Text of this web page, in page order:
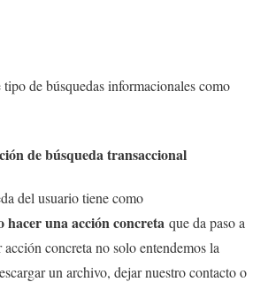
de búsquedas informacionales como
de búsqueda transaccional
del usuario tiene como
hacer una acción concreta que da paso a
concreta no solo entendemos la
un archivo, dejar nuestro contacto o